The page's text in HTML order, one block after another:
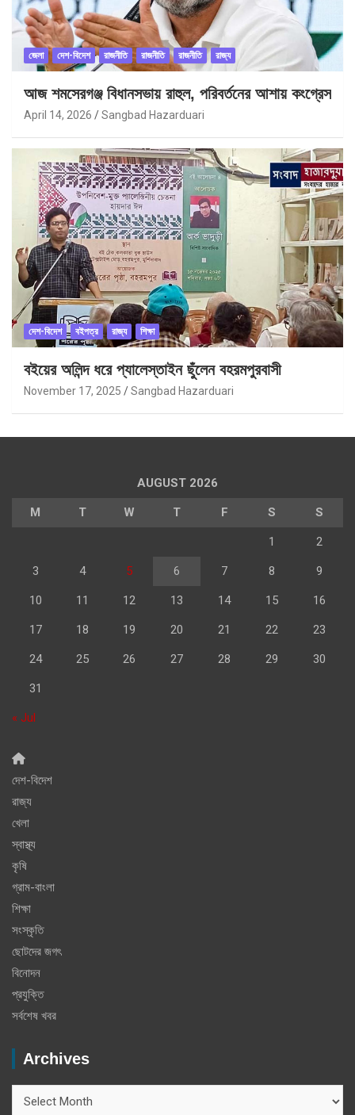
জেলা দেশ-বিদেশ রাজনীতি রাজনীতি রাজনীতি রাজ্য
আজ শমসেরগঞ্জ বিধানসভায় রাহুল, পরিবর্তনের আশায় কংগ্রেস
April 14, 2026 Sangbad Hazarduari
দেশ-বিদেশ বইপত্র রাজ্য শিক্ষা
বইয়ের অলিন্দ ধরে প্যালেস্তাইন ছুঁলেন বহরমপুরবাসী
November 17, 2025 Sangbad Hazarduari
AUGUST 2026
M T W T F S S
1 2
3 4 5 6 7 8 9
10 11 12 13 14 15 16
17 18 19 20 21 22 23
24 25 26 27 28 29 30
31
« Jul
দেশ-বিদেশ
রাজ্য
খেলা
স্বাস্থ্য
কৃষি
গ্রাম-বাংলা
শিক্ষা
সংস্কৃতি
ছোটদের জগৎ
বিনোদন
প্রযুক্তি
সর্বশেষ খবর
Archives